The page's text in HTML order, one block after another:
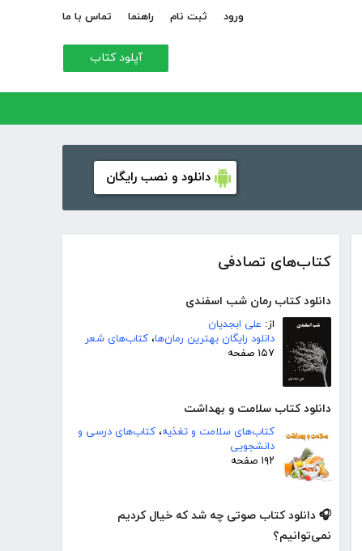
ورود ثبت نام راهنما تماس با ما
آپلود کتاب
دانلود و نصب رایگان
کتاب‌های تصادفی
دانلود کتاب رمان شب اسفندی
از: علی ابجدیان
دانلود رایگان بهترین رمان‌ها، کتاب‌های شعر
۱۵۷ صفحه
دانلود کتاب سلامت و بهداشت
کتاب‌های سلامت و تغذیه، کتاب‌های درسی و
دانشجویی
۱۹۲ صفحه
🎧 دانلود کتاب صوتی چه شد که خیال کردیم
نمی‌توانیم؟